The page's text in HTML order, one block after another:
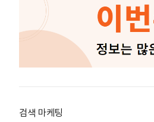
검색 마케팅